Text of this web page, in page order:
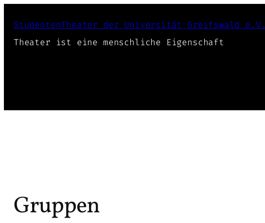
Inhalt
StudentenTheater der Universität Greifswald e.V.
Theater ist eine menschliche Eigenschaft
Gruppen